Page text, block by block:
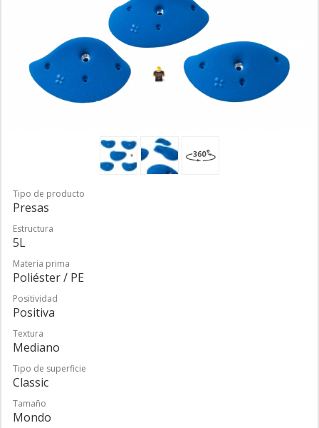
Tipo de producto
Presas
Estructura
5L
Materia prima
Poliéster / PE
Positividad
Positiva
Textura
Mediano
Tipo de superficie
Classic
Tamaño
Mondo